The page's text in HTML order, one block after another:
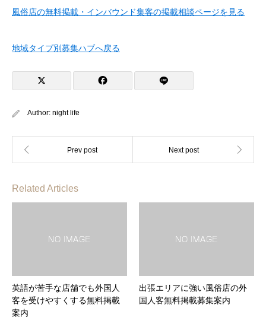
風俗店の無料掲載・インバウンド集客の掲載相談ページを見る
地域タイプ別募集ハブへ戻る
Author: night life
Related Articles
英語が苦手な店舗でも外国人
客を受けやすくする無料掲載
案内
出張エリアに強い風俗店の外
国人客無料掲載募集案内